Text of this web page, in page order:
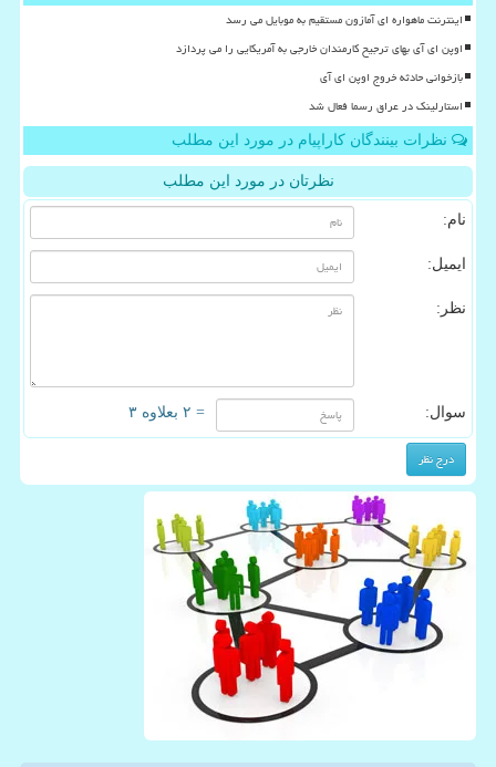
اینترنت ماهواره ای آمازون مستقیم به موبایل می رسد
اوپن ای آی بهای ترجیح کارمندان خارجی به آمریکایی را می پردازد
بازخوانی حادثه خروج اوپن ای آی
استارلینک در عراق رسما فعال شد
نظرات بینندگان کاراپیام در مورد این مطلب
نظرتان در مورد این مطلب
نام:
ایمیل:
نظر:
سوال: = ۲ بعلاوه ۳